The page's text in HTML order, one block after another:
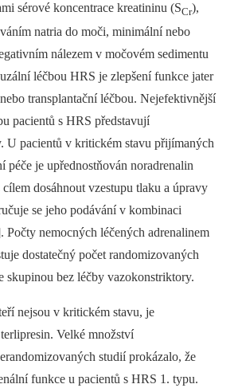
sérové koncentrace kreatininu (SCr),
natria do moči, minimální nebo
nálezem v močovém sedimentu
léčbou HRS je zlepšení funkce jater
transplantační léčbou. Nejefektivnější
pacientů s HRS představují
U pacientů v kritickém stavu přijímaných
péče je upřednostňován noradrenalin
dosáhnout vzestupu tlaku a úpravy
se jeho podávání v kombinaci
Počty nemocných léčených adrenalinem
dostatečný počet randomizovaných
skupinou bez léčby vazokonstriktory.
nejsou v kritickém stavu, je
Velké množství
studií prokázalo, že
funkce u pacientů s HRS 1. typu.